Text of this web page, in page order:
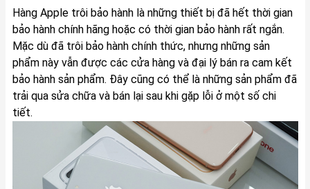
Hàng Apple trôi bảo hành là những thiết bị đã hết thời gian
bảo hành chính hãng hoặc có thời gian bảo hành rất ngắn.
Mặc dù đã trôi bảo hành chính thức, nhưng những sản
phẩm này vẫn được các cửa hàng và đại lý bán ra cam kết
bảo hành sản phẩm. Đây cũng có thể là những sản phẩm đã
trải qua sửa chữa và bán lại sau khi gặp lỗi ở một số chi
tiết.